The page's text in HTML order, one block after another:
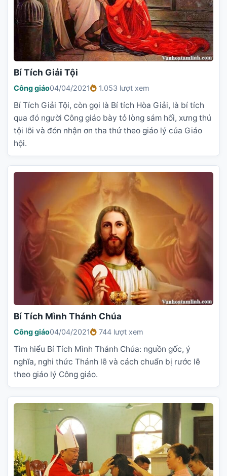
Bí Tích Giải Tội
Công giáo04/04/2021 1.053 lượt xem
Bí Tích Giải Tội, còn gọi là Bí tích Hòa Giải, là bí tích
qua đó người Công giáo bày tỏ lòng sám hối, xưng thú
tội lỗi và đón nhận ơn tha thứ theo giáo lý của Giáo
hội.
Bí Tích Mình Thánh Chúa
Công giáo04/04/2021 744 lượt xem
Tìm hiểu Bí Tích Mình Thánh Chúa: nguồn gốc, ý
nghĩa, nghi thức Thánh lễ và cách chuẩn bị rước lễ
theo giáo lý Công giáo.